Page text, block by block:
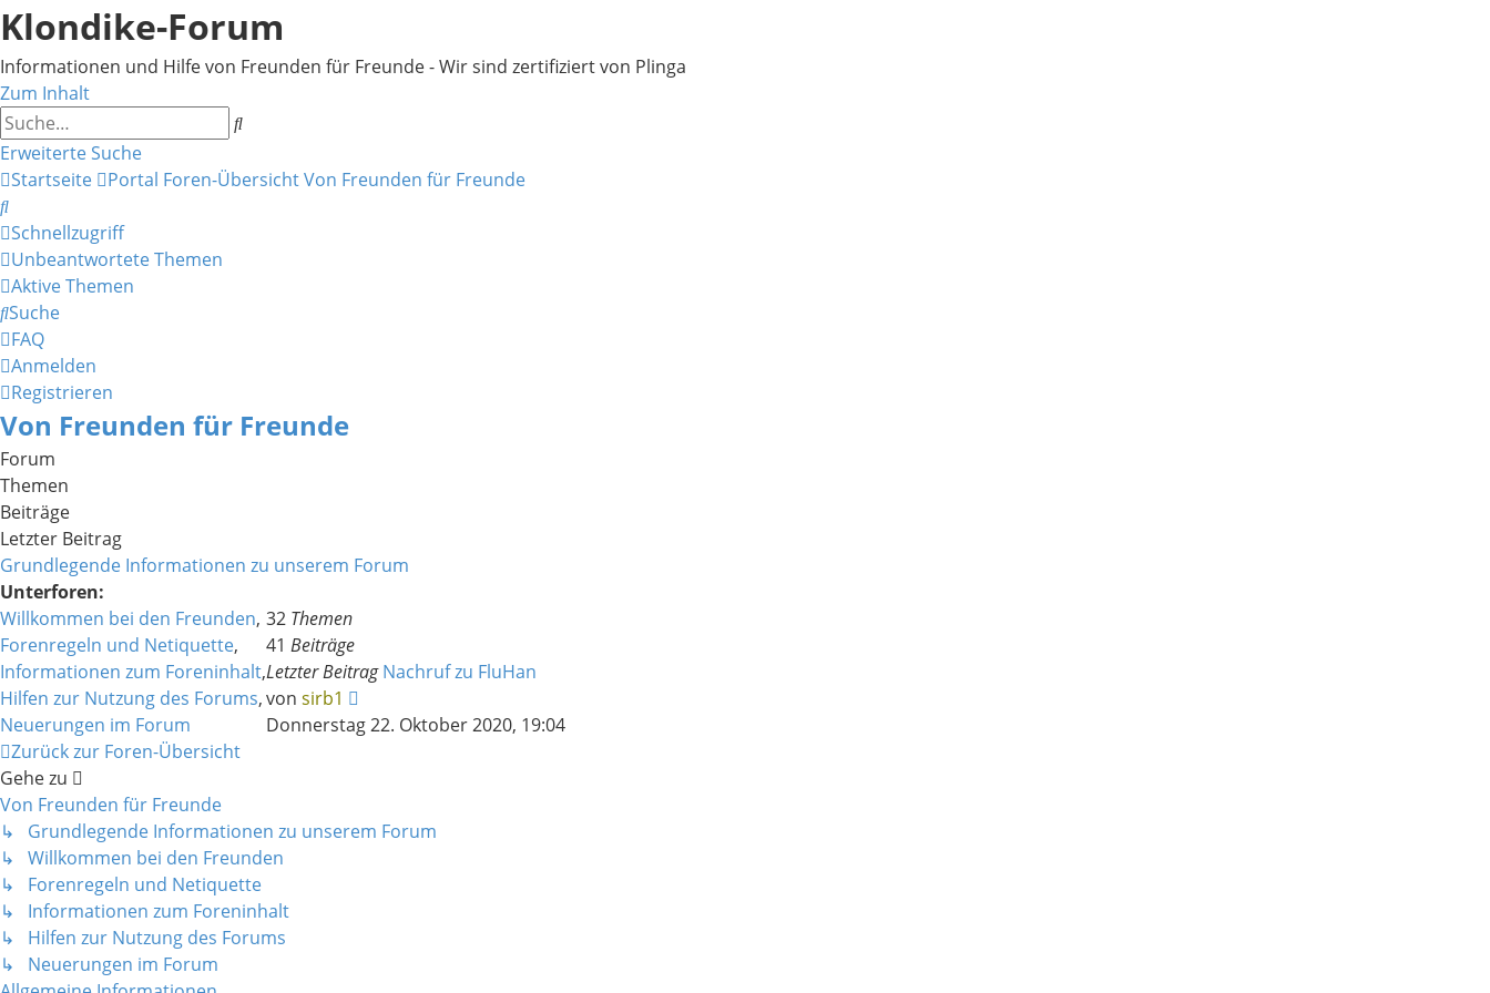
Klondike-Forum
Informationen und Hilfe von Freunden für Freunde - Wir sind zertifiziert von Plinga
Zum Inhalt
Suche
Erweiterte Suche
Startseite
Portal Foren-ÜbersichtVon Freunden für Freunde
Suche
Schnellzugriff
Unbeantwortete Themen
Aktive Themen
Suche
FAQ
Anmelden
Registrieren
Von Freunden für Freunde
Forum
Themen
Beiträge
Letzter Beitrag
Grundlegende Informationen zu unserem Forum
Unterforen:
Willkommen bei den Freunden,
Forenregeln und Netiquette,
Informationen zum Foreninhalt,
Hilfen zur Nutzung des Forums,
Neuerungen im Forum
32 Themen
41 Beiträge
Letzter Beitrag Nachruf zu FluHan
von sirb1
Beitrag
Donnerstag 22. Oktober 2020, 19:04
Zurück zur Foren-Übersicht
Gehe zu
Von Freunden für Freunde
↳ Grundlegende Informationen zu unserem Forum
↳ Willkommen bei den Freunden
↳ Forenregeln und Netiquette
↳ Informationen zum Foreninhalt
↳ Hilfen zur Nutzung des Forums
↳ Neuerungen im Forum